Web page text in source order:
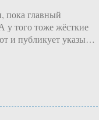
пока главный
у того тоже жёсткие
и публикует указы…